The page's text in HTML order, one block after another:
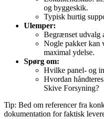
og byggeskik.
Typisk hurtig
Ulemper:
Begrænset udvalg
Nogle pakker kan
maximal ydelse.
Spørg om:
Hvilke panel‑ og
Hvordan
Skive Forsyning?
Tip: Bed om referencer fra
dokumentation for faktisk